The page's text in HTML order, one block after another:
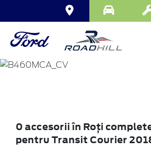
TRANSIT
COURIER
0 accesorii în Roţi
pentru Transit Courier